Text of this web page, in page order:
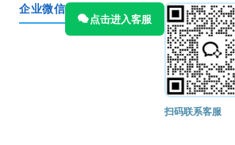
企业微信
点击进入客服
扫码联系客服